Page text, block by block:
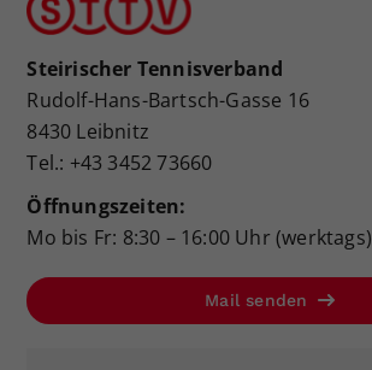
Steirischer Tennisverband
Rudolf-Hans-Bartsch-Gasse 16
8430 Leibnitz
Tel.: +43 3452 73660
Öffnungszeiten:
Mo bis Fr: 8:30 – 16:00 Uhr (werktags)
Mail senden